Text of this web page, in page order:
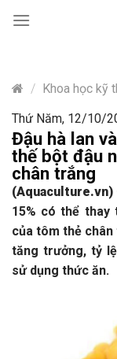
content
/ Khoa học kỹ
Thứ Năm, 12/10/
Đậu hà lan
thế bột đậu
chân trắng
(Aquaculture.vn)
15% có thể thay
của tôm thẻ
tăng trưởng, tỷ
sử dụng thức ăn.